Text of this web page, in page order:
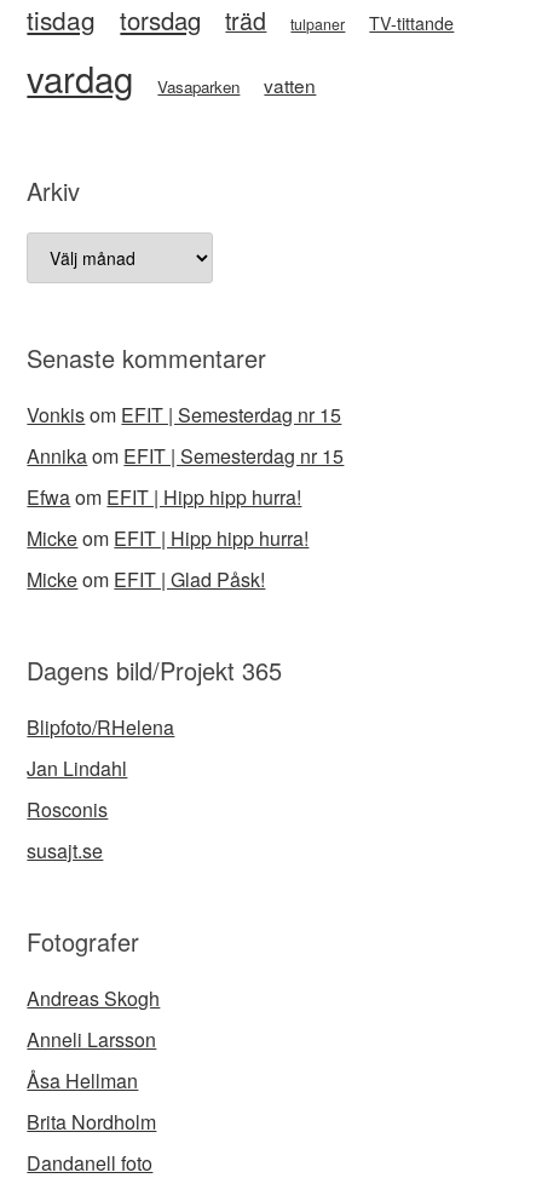
tisdag torsdag träd tulpaner TV-tittande
vardag Vasaparken vatten
Arkiv
Arkiv
Senaste kommentarer
Vonkisom EFIT | Semesterdag nr 15
Annikaom EFIT | Semesterdag nr 15
Efwaom EFIT | Hipp hipp hurra!
Mickeom EFIT | Hipp hipp hurra!
Mickeom EFIT | Glad Påsk!
Dagens bild/Projekt 365
Blipfoto/RHelena
Jan Lindahl
Rosconis
susajt.se
Fotografer
Andreas Skogh
Anneli Larsson
Åsa Hellman
Brita Nordholm
Dandanell foto